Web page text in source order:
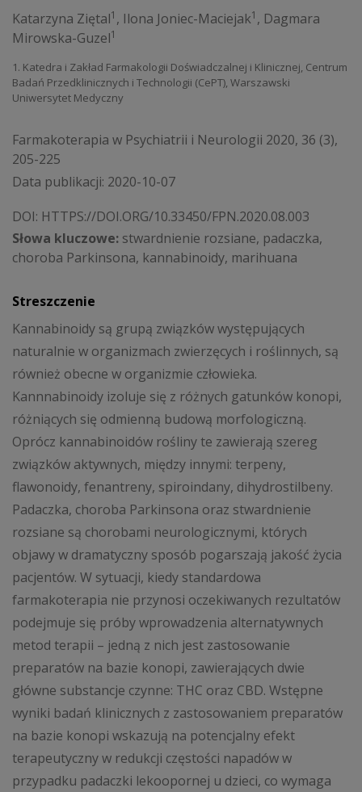
Katarzyna Ziętal1 , Ilona Joniec-Maciejak1 , Dagmara
Mirowska-Guzel1
1. Katedra i Zakład Farmakologii Doświadczalnej i Klinicznej, Centrum
Badań Przedklinicznych i Techno­logii (CePT), Warszawski
Uniwersytet Medyczny
Farmakoterapia w Psychiatrii i Neurologii 2020, 36 (3),
205-225
Data publikacji: 2020-10-07
DOI: HTTPS://DOI.ORG/10.33450/FPN.2020.08.003
Słowa kluczowe: stwardnienie rozsiane, padaczka,
choroba Parkinsona, kannabinoidy, marihuana
Streszczenie
Kannabinoidy są grupą związków występujących
naturalnie w organizmach zwierzęcych i roślinnych, są
również obecne w organizmie człowieka.
Kannnabinoidy izoluje się z różnych gatunków konopi,
różniących się odmienną budową morfologiczną.
Oprócz kannabinoidów rośliny te zawierają szereg
związków aktywnych, między innymi: terpeny,
flawonoidy, fenantreny, spiroindany, dihydrostilbeny.
Padaczka, choroba Parkinsona oraz stwardnienie
rozsiane są chorobami neurologicznymi, których
objawy w dramatyczny sposób pogarszają jakość życia
pacjentów. W sytuacji, kiedy standardowa
farmakoterapia nie przynosi oczekiwanych rezultatów
podejmuje się próby wprowadzenia alternatywnych
metod terapii – jedną z nich jest zastosowanie
preparatów na bazie konopi, zawierających dwie
główne substancje czynne: THC oraz CBD. Wstępne
wyniki badań klinicznych z za­stosowaniem preparatów
na bazie konopi wskazują na potencjalny efekt
terapeutyczny w redukcji częstości napadów w
przypadku padaczki lekoopornej u dzieci, co wymaga